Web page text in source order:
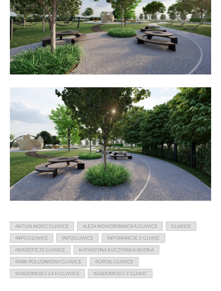
AKTUALNOŚCI GLIWICE ALEJA NOWORYBNICKA GLIWICE GLIWICE
INFO GLIWICE INFOGLIWICE INFORMACJE Z GLIWIC
INWESTYCJE GLIWICE KATARZYNA KUCZYŃSKA-BUDKA
PARK POŁUDNIOWY GLIWICE PORTAL GLIWICE
WIADOMOŚCI 24 H GLIWICE WIADOMOŚCI Z GLIWIC